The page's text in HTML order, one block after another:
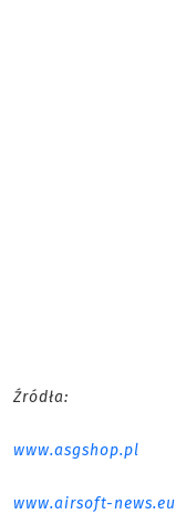
Źródła:
www.asgshop.pl
www.airsoft-news.eu